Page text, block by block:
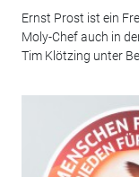
Ernst Prost ist ein
Moly-Chef auch in
Tim Klötzing unter